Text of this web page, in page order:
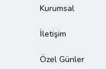
Kurumsal
İletişim
Özel Günler